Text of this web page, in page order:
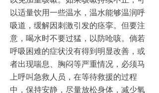
以适量饮用一些温水，温水能够温润呼
吸道，缓解因刺激引发的痉挛。但要注
意，喝水时不要过猛，以防呛咳。倘若
呼吸困难的症状没有得到明显改善，或
者出现喘息、胸闷等严重情况，必须马
上呼叫急救人员，在等待救援的过程
中，保持安静，尽量放松身体，减少氧